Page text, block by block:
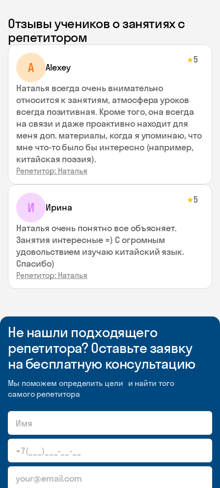
Отзывы учеников о занятиях с
репетитором
A Alexey
★5
Наталья всегда очень внимательно
относится к занятиям, атмосфера уроков
всегда позитивная. Кроме того, она всегда
на связи и даже проактивно находит для
меня доп. материалы, когда я упоминаю, что
мне что-то было бы интересно (например,
китайская поэзия).
Репетитор: Наталья
И Ирина
★5
Наталья очень понятно все объясняет.
Занятия интересные =) С огромным
удовольствием изучаю китайский язык.
Спасибо)
Репетитор: Наталья
Не нашли подходящего
репетитора? Оставьте заявку
на бесплатную консультацию
Мы поможем определить цели и найти того
самого репетитора